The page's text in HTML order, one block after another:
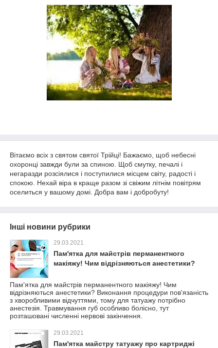
Вітаємо всіх з святом святої Трійці! Бажаємо, щоб небесні
охоронці завжди були за спиною. Щоб смутку, печалі і
негаразди розсіялися і поступилися місцем світу, радості і
спокою. Нехай віра в краще разом зі свіжим літнім повітрям
оселиться у вашому домі. Добра вам і добробуту!
Інші новини рубрики
29.03.2021
Пам'ятка для майстрів перманентного
макіяжу! Чим відрізняються анестетики?
Пам'ятка для майстрів перманентного макіяжу! Чим
відрізняються анестетики? Виконання процедури пов'язаність
з хворобливими відчуттями, тому для татуажу потрібно
анестезія. Травмування губ особливо болісно, тут
розташовані численні нервові закінчення.
29.03.2021
Пам'ятка майстру татуажу про картриджі